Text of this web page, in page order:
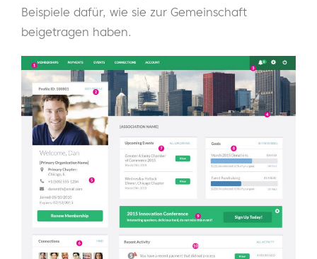
Beispiele dafür, wie sie zur Gemeinschaft
beigetragen haben.